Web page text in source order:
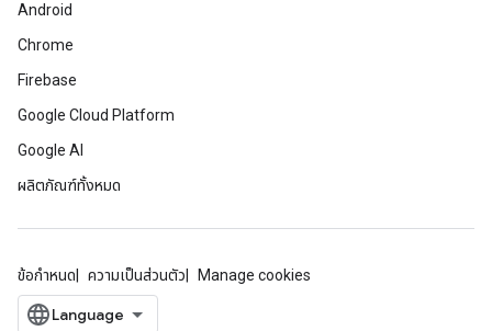
Android
Chrome
Firebase
Google Cloud Platform
Google AI
ผลิตภัณฑ์ทั้งหมด
ข้อกำหนด ความเป็นส่วนตัว Manage cookies